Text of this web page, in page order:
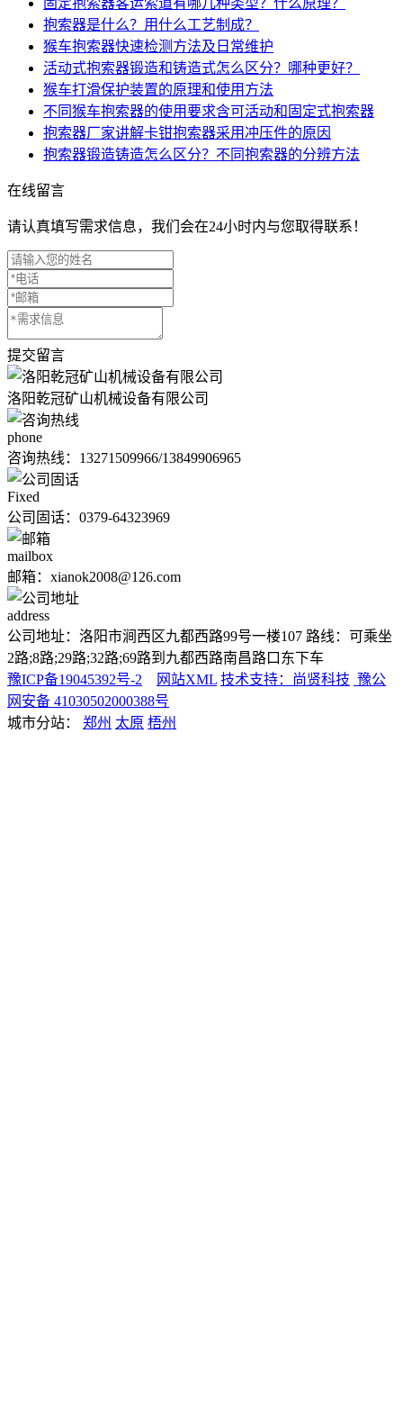
固定抱索器客运索道有哪几种类型？什么原理？
抱索器是什么？用什么工艺制成？
猴车抱索器快速检测方法及日常维护
活动式抱索器锻造和铸造式怎么区分？哪种更好？
猴车打滑保护装置的原理和使用方法
不同猴车抱索器的使用要求含可活动和固定式抱索器
抱索器厂家讲解卡钳抱索器采用冲压件的原因
抱索器锻造铸造怎么区分？不同抱索器的分辨方法
在线留言
请认真填写需求信息，我们会在24小时内与您取得联系！
提交留言
洛阳乾冠矿山机械设备有限公司
phone
咨询热线： 13271509966/13849906965
Fixed
公司固话：0379-64323969
mailbox
邮箱：xianok2008@126.com
address
公司地址：洛阳市涧西区九都西路99号一楼107 路线：可乘坐
2路;8路;29路;32路;69路到九都西路南昌路口东下车
豫ICP备19045392号-2
网站XML 技术支持：尚贤科技 豫公
网安备 41030502000388号
城市分站：
郑州 太原 梧州